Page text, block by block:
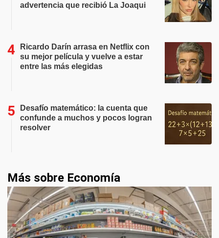
advertencia que recibió La Joaqui
Ricardo Darín arrasa en Netflix con
su mejor película y vuelve a estar
entre las más elegidas
Desafío matemático: la cuenta que
confunde a muchos y pocos logran
resolver
Más sobre Economía